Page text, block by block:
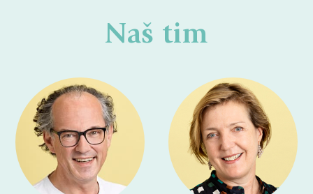
Naš tim